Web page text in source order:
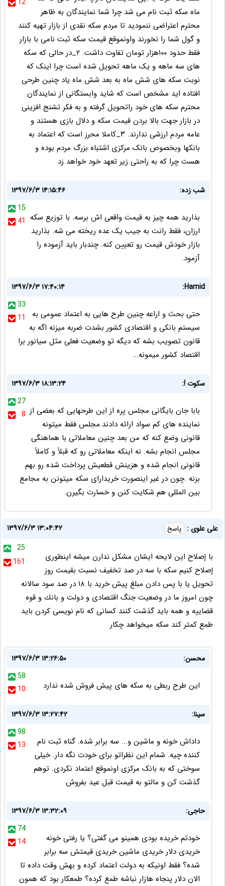
ماه سکه ثبت نام می شد چرا شما نمایندگان به ظاهر
محترم اعتراضی ننمودید تا مردم سکه نقدی از بازار تهیه کنند
و گول شما را نخورند واونموقع قیمت سکه ثبت نامی با بازار
فقط حدود ۱۰۰هزار تومان تفاوت داشت. ۲_در حالی که سکه
های سه ماهه و یک ماهه تحویل شده است چرا اینک که
نوبت سکه های شش ماه به بعد شش ماه یاد چنین طرحی
افتاده اید مشخص است که شاید وابستگانی از نمایندگان
محترم سکه های خود راتحویل گرفته و به فکر تشنج افزینی
در بازار جهت بالا بردن قیمت سکه و دلال بازی هستند و
عامه مردم ارزشی ندارند. ۳_کاملا محرز است که اعتماد به
بانکها وبخصوص بانک مرکزی اشتباه بزرگ مردم بوده و
هست چرا که به راحتی زیر تعهد خود خواهد زد
شب زده:
۱۳۹۷/۶/۳ ۱۴:۱۵:۴۶
15
41 بذارید همه چیز به قیمت واقعی اش برسه. با توزیع سکه
ارزان، فقط رانت به جیب یک عده ریخته می شه. بذارید
بازار خودش قیمت رو تعیین کنه. چندبار باید آزموده را
آزمود.
Hamid:
۱۳۹۷/۶/۳ ۱۷:۴۰:۱۴
33
11
حتی بحث و اراعه چنین طرح هایی به اعتماد عمومی به
سیستم بانکی و اقتصادی کشور بشدت ضربه میزنه اگه به
قانون تصویب بشه که دیگه تو وضعیت فعلی مثل سیانور برا
اقتصاد کشور میمونه...
سکوت !:
۱۳۹۷/۶/۳ ۱۸:۱۳:۲۴
27
8 بابا جان بایگانی مجلس پره از این طرحهایی که بعضی از
نماینده های کم سواد ارائه دادند.مجلس فقط میتونه
قانونی وضع کنه که من بعد چنین معاملاتی با هماهنگی
مجلس انجام بشه. نه اینکه معاملاتی رو که قبلاً و کاملاً
قانونی انجام شده و هزینش قطعیش پرداخت شده رو بهم
بزنه .چون در غیر اینصورت خریدارای سکه میتونن به مجامع
بین المللی هم شکایت کنن و خسارت بگیرن.
على علوى : پاسخ
۱۳۹۷/۶/۳ ۱۳:۰۴:۴۲
25
161
با إصلاح اين لايحه ايشان مشكل ندارن ميشه اينطورى
إصلاح كنيم سكه با سه در صد تخفيف نسبت بقيمت روز
تحويل يا با پس دادن مبلغ پيش خريد با ١٨ در صد سود سالانه
چون امروز ما در وضعيت جنگ اقتصادى و دولت و بانك و قوه
قضاييه و همه بايد گذشت كنند كسانى كه نام نويسى كردن بايد
طمع كمتر كند سكه ميخواهد چكار
محسن:
۱۳۹۷/۶/۳ ۱۳:۲۶:۵۰
58
10
این طرح ربطی به سکه های پیش فروش شده ندارد
سینا:
۱۳۹۷/۶/۳ ۱۳:۲۷:۴۲
98
13
داداش خونه و ماشین و... سه برابر شده. گناه ثبت نام
کننده چیه. شمام این نظراتو برای خودت نگه دار. خیلی
سوختی که به بانک مرکزی اونموقع اعتماد نکردی. توهم
گذشت کن و مالتو به قیمت قبل عید بفروش
حاجی:
۱۳۹۷/۶/۳ ۱۳:۳۲:۰۹
74
14
خودتم خریده بودی همینو می گفتی؟ یا رفتی خونه
خریدی دلار خریدی ماشین خریدی قیمتش سه برابر
شده؟ فقط اونیکه به دولت اعتماد کرده و بهش وقت داده تا
الان دلار پنجاه هازار نباشه طمع کرده؟ طمعکار بود که همون